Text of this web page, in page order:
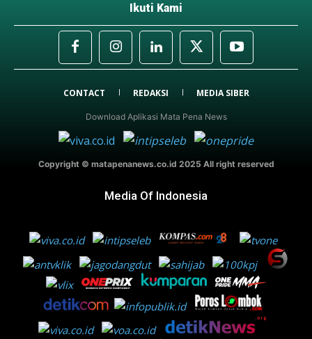
Ikuti Kami
CONTACT REDAKSI MEDIA SIBER
Download Aplikasi Mata Pena News
Copyright © matapenanews.co.id 2025 All right reserved
Media Of Indonesia